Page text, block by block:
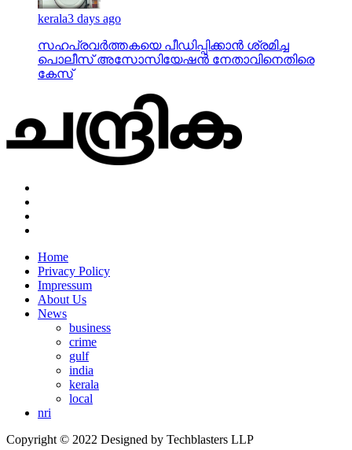
kerala3 days ago
സഹപ്രവര്‍ത്തകയെ പീഡിപ്പിക്കാന്‍ ശ്രമിച്ച
പൊലീസ് അസോസിയേഷന്‍ നേതാവിനെതിരെ
കേസ്
Home
Privacy Policy
Impressum
About Us
News
business
crime
gulf
india
kerala
local
nri
Copyright © 2022 Designed by Techblasters LLP